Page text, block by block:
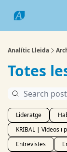
Analític Lleida
Totes
Lideratge
KRIBAL | Vídeos i
Entrevistes